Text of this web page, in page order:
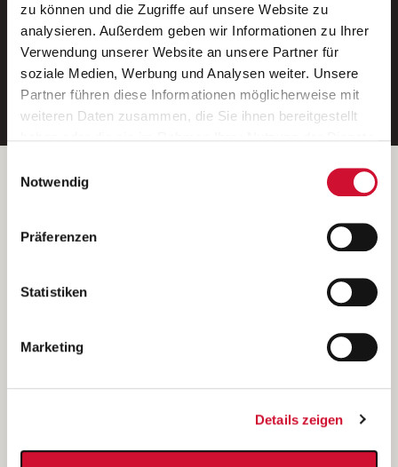
zu können und die Zugriffe auf unsere Website zu
analysieren. Außerdem geben wir Informationen zu Ihrer
Verwendung unserer Website an unsere Partner für
soziale Medien, Werbung und Analysen weiter. Unsere
Partner führen diese Informationen möglicherweise mit
weiteren Daten zusammen, die Sie ihnen bereitgestellt
Wenn Sie auf „Cookies zulassen“ klicken, so stimmen
Sie der Speicherung sämtlicher Cookies zu. Sie können
Ihre Einwilligung selbstverständlich jederzeit widerrufen,
indem Sie die Cookie-Einstellungen aufrufen und diese
unsererDatenschutzerklärung
Notwendig
Präferenzen
Statistiken
Marketing
Details zeigen
Ein kostenloser Service von AWO
Jobs.
E-Mail-Adresse eintragen
Betreiber der Webseite
Kantstraße 45a
(Ein Tochterunternehmen des AWO Bezirksverbandes Unterfranken
e.V.)
Bewerbung als Altenpflegehelfer*in